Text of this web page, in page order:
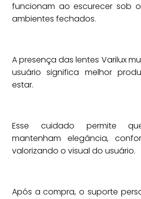
funcionam ao escurecer sob
ambientes fechados.
A presença das lentes Varilux
usuário significa melhor
estar.
Esse cuidado permite
mantenham elegância,
valorizando o visual do usuário.
Após a compra, o suporte